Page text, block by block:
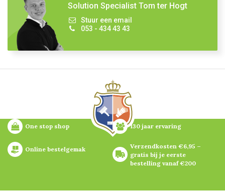
Solution Specialist Tom ter Hogt
Stuur een email
053 - 434 43 43
One stop shop 130 jaar ervaring
Online bestelgemak
Verzendkosten €6,95 –
gratis bij je eerste
bestelling vanaf €200